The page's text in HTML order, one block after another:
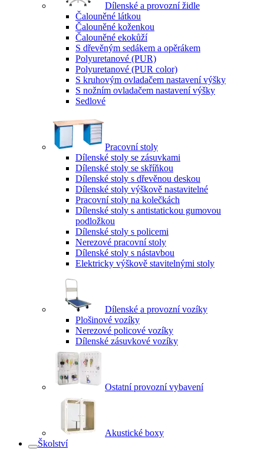
Dílenské a provozní židle
Čalouněné látkou
Čalouněné koženkou
Čalouněné ekokůží
S dřevěným sedákem a opěrákem
Polyuretanové (PUR)
Polyuretanové (PUR color)
S kruhovým ovladačem nastavení výšky
S nožním ovladačem nastavení výšky
Sedlové
Pracovní stoly
Dílenské stoly se zásuvkami
Dílenské stoly se skříňkou
Dílenské stoly s dřevěnou deskou
Dílenské stoly výškově nastavitelné
Pracovní stoly na kolečkách
Dílenské stoly s antistatickou gumovou
podložkou
Dílenské stoly s policemi
Nerezové pracovní stoly
Dílenské stoly s nástavbou
Elektricky výškově stavitelnými stoly
Dílenské a provozní vozíky
Plošinové vozíky
Nerezové policové vozíky
Dílenské zásuvkové vozíky
Ostatní provozní vybavení
Akustické boxy
Školství